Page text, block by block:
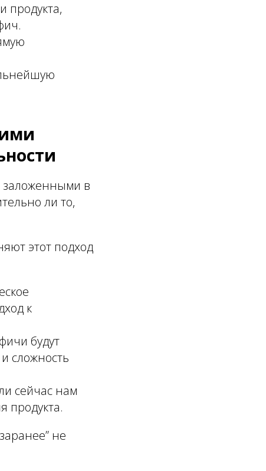
продукта,
заложенными в
ли то,
этот подход
к
будут
сложность
сейчас нам
продукта.
не